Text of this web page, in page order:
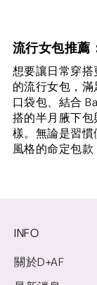
流行女包推薦
想要讓日常穿
的流行女包，
口袋包、結合
搭的半月腋下
樣。無論是習
風格的命定包款
INFO
關於D+AF